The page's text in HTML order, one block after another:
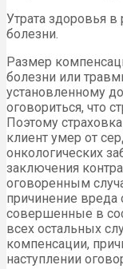
Утрата здоровья в
болезни.
Размер
болезни или
установленному
оговориться, что
Поэтому
клиент умер от
онкологических
заключения
оговоренным
причинение
совершенные в
всех остальных
компенсации,
наступлении